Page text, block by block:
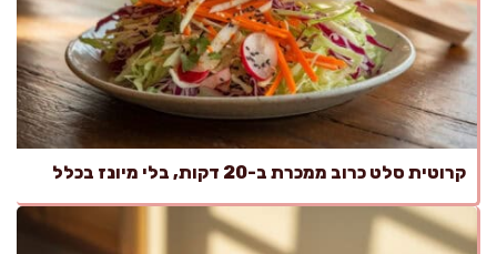
קרוטית סלט כרוב ממכרת ב-20 דקות, בלי מיונז בכלל